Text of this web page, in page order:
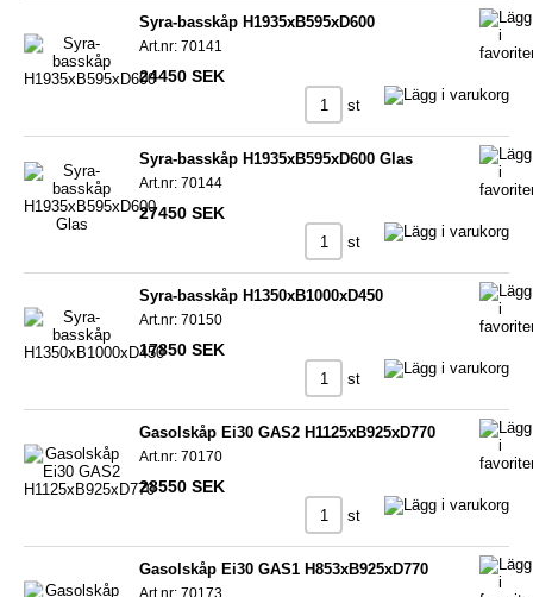
Syra-basskåp H1935xB595xD600
Art.nr: 70141
24450 SEK
st
Syra-basskåp H1935xB595xD600 Glas
Art.nr: 70144
27450 SEK
st
Syra-basskåp H1350xB1000xD450
Art.nr: 70150
17850 SEK
st
Gasolskåp Ei30 GAS2 H1125xB925xD770
Art.nr: 70170
28550 SEK
st
Gasolskåp Ei30 GAS1 H853xB925xD770
Art.nr: 70173